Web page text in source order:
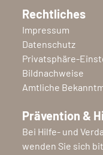
Rechtliches
Impressum
Datenschutz
Privatsphäre-
Bildnachweise
Amtliche
Prävention &
Bei Hilfe- und
wenden Sie sich